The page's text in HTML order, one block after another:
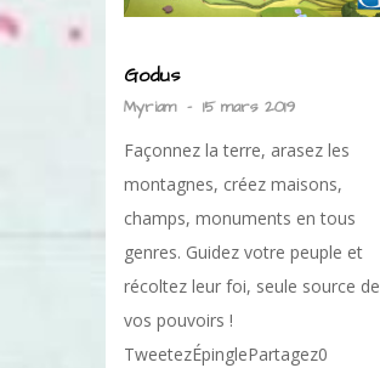
Godus
Myriam - 15 mars 2019
Façonnez la terre, arasez les
montagnes, créez maisons,
champs, monuments en tous
genres. Guidez votre peuple et
récoltez leur foi, seule source de
vos pouvoirs !
TweetezÉpinglePartagez0